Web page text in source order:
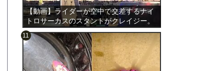
【動画】ライダーが空中で交差するナイ
トロサーカスのスタントがクレイジー。